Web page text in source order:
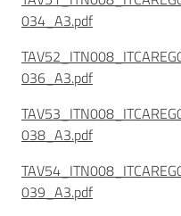
034_A3.pdf
036_A3.pdf
038_A3.pdf
039_A3.pdf